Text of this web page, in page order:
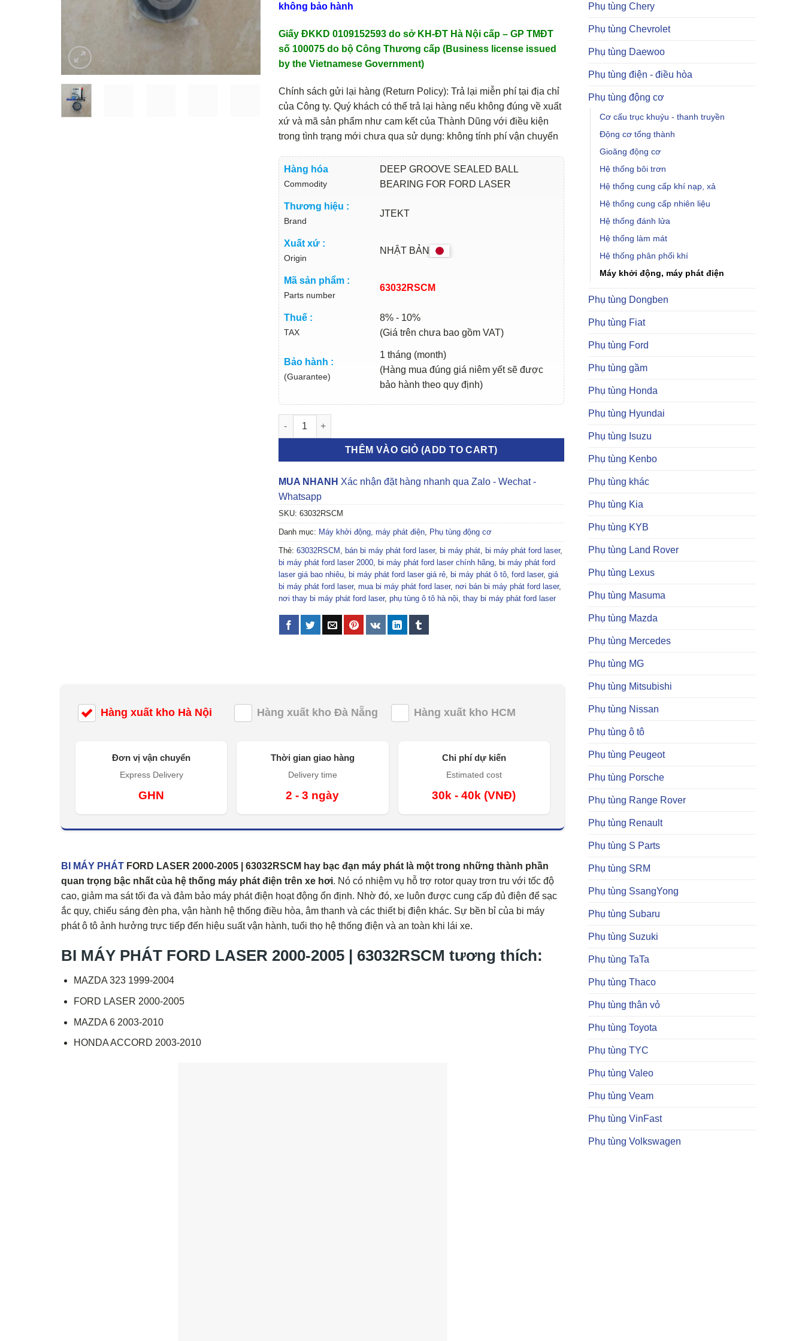
Phụ tùng Chery
Phụ tùng Chevrolet
Phụ tùng Daewoo
Phụ tùng điện - điều hòa
Phụ tùng động cơ
Cơ cấu trục khuỷu - thanh truyền
Động cơ tổng thành
Gioăng động cơ
Hệ thống bôi trơn
Hệ thống cung cấp khí nạp, xả
Hệ thống cung cấp nhiên liệu
Hệ thống đánh lửa
Hệ thống làm mát
Hệ thống phân phối khí
Máy khởi động, máy phát điện
Phụ tùng Dongben
Phụ tùng Fiat
Phụ tùng Ford
Phụ tùng gầm
Phụ tùng Honda
Phụ tùng Hyundai
Phụ tùng Isuzu
Phụ tùng Kenbo
Phụ tùng khác
Phụ tùng Kia
Phụ tùng KYB
Phụ tùng Land Rover
Phụ tùng Lexus
Phụ tùng Masuma
Phụ tùng Mazda
Phụ tùng Mercedes
Phụ tùng MG
Phụ tùng Mitsubishi
Phụ tùng Nissan
Phụ tùng ô tô
Phụ tùng Peugeot
Phụ tùng Porsche
Phụ tùng Range Rover
Phụ tùng Renault
Phụ tùng S Parts
Phụ tùng SRM
Phụ tùng SsangYong
Phụ tùng Subaru
Phụ tùng Suzuki
Phụ tùng TaTa
Phụ tùng Thaco
Phụ tùng thân vỏ
Phụ tùng Toyota
Phụ tùng TYC
Phụ tùng Valeo
Phụ tùng Veam
Phụ tùng VinFast
Phụ tùng Volkswagen
không bảo hành
Giấy ĐKKD 0109152593 do sở KH-ĐT Hà Nội cấp – GP TMĐT
số 100075 do bộ Công Thương cấp (Business license issued
by the Vietnamese Government)
Chính sách gửi lại hàng (Return Policy): Trả lại miễn phí tại địa chỉ
của Công ty. Quý khách có thể trả lại hàng nếu không đúng về xuất
xứ và mã sản phẩm như cam kết của Thành Dũng với điều kiện
trong tình trạng mới chưa qua sử dụng: không tính phí vận chuyển
Hàng hóa
Commodity
DEEP GROOVE SEALED BALL
BEARING FOR FORD LASER
Thương hiệu :
Brand
JTEKT
Xuất xứ :
Origin
NHẬT BẢN
Mã sản phẩm :
Parts number
63032RSCM
Thuế :
TAX
8% - 10%
(Giá trên chưa bao gồm VAT)
Bảo hành :
(Guarantee)
1 tháng (month)
(Hàng mua đúng giá niêm yết sẽ được
bảo hành theo quy định)
BI MÁY PHÁT FORD LASER 2000-2005 | 63032RSCM số lượng
THÊM VÀO GIỎ (ADD TO CART)
MUA NHANH Xác nhận đặt hàng nhanh qua Zalo - Wechat -
Whatsapp
SKU: 63032RSCM
Danh mục: Máy khởi động, máy phát điện, Phụ tùng động cơ
Thẻ: 63032RSCM bán bi máy phát ford laser, bi máy phát, bi máy phát ford laser,
bi máy phát ford laser 2000, bi máy phát ford laser chính hãng, bi máy phát ford
laser giá bao nhiêu, bi máy phát ford laser giá rẻ, bi máy phát ô tô, ford laser, giá
bi máy phát ford laser, mua bi máy phát ford laser, nơi bán bi máy phát ford laser,
nơi thay bi máy phát ford laser, phụ tùng ô tô hà nội thay bi máy phát ford laser
Hàng xuất kho Hà Nội Hàng xuất kho Đà Nẵng Hàng xuất kho HCM
Đơn vị vận chuyển
Express Delivery
GHN
Thời gian giao hàng
Delivery time
2 - 3 ngày
Chi phí dự kiến
Estimated cost
30k - 40k (VNĐ)
BI MÁY PHÁT FORD LASER 2000-2005 | 63032RSCM hay bạc đạn máy phát là một trong những thành phần
quan trọng bậc nhất của hệ thống máy phát điện trên xe hơi. Nó có nhiệm vụ hỗ trợ rotor quay trơn tru với tốc độ
cao, giảm ma sát tối đa và đảm bảo máy phát điện hoạt động ổn định. Nhờ đó, xe luôn được cung cấp đủ điện để sạc
ắc quy, chiếu sáng đèn pha, vận hành hệ thống điều hòa, âm thanh và các thiết bị điện khác. Sự bền bỉ của bi máy
phát ô tô ảnh hưởng trực tiếp đến hiệu suất vận hành, tuổi thọ hệ thống điện và an toàn khi lái xe.
BI MÁY PHÁT FORD LASER 2000-2005 | 63032RSCM tương thích:
MAZDA 323 1999-2004
FORD LASER 2000-2005
MAZDA 6 2003-2010
HONDA ACCORD 2003-2010